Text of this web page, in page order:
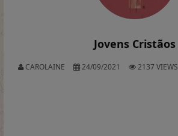
Jovens Cristãos
CAROLAINE 24/09/2021 2137 VIEWS